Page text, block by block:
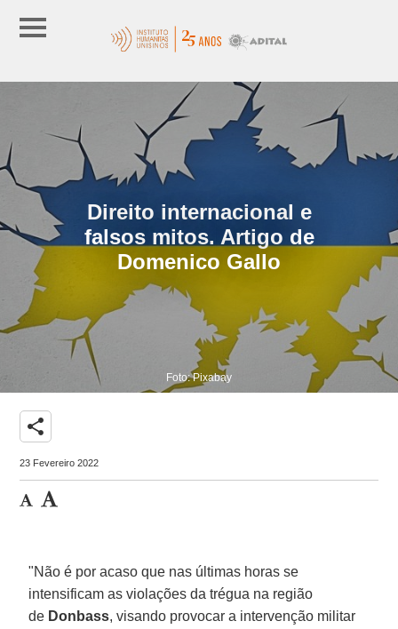
Direito internacional e
falsos mitos. Artigo de
Domenico Gallo
Foto: Pixabay
share
23 Fevereiro 2022
"Não é por acaso que nas últimas horas se
intensificam as violações da trégua na região
de Donbass, visando provocar a intervenção militar